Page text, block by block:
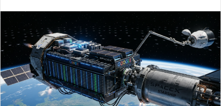
e
-
p
o
s
t
a